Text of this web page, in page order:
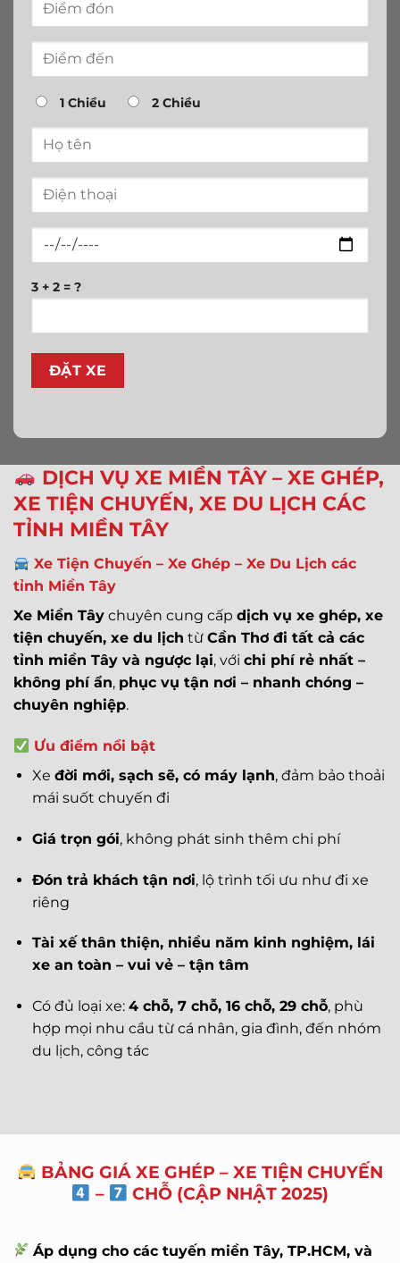
1 Chiều 2 Chiều
3 + 2 = ?
DỊCH VỤ XE MIỀN TÂY – XE GHÉP,
XE TIỆN CHUYẾN, XE DU LỊCH CÁC
TỈNH MIỀN TÂY
Xe Tiện Chuyến – Xe Ghép – Xe Du Lịch các
tỉnh Miền Tây
Xe Miền Tây chuyên cung cấp dịch vụ xe ghép, xe
tiện chuyến, xe du lịch từ Cần Thơ đi tất cả các
tỉnh miền Tây và ngược lại, với chi phí rẻ nhất –
không phí ẩn, phục vụ tận nơi – nhanh chóng –
chuyên nghiệp.
Ưu điểm nổi bật
Xe đời mới, sạch sẽ, có máy lạnh, đảm bảo thoải
mái suốt chuyến đi
Giá trọn gói, không phát sinh thêm chi phí
Đón trả khách tận nơi, lộ trình tối ưu như đi xe
riêng
Tài xế thân thiện, nhiều năm kinh nghiệm, lái
xe an toàn – vui vẻ – tận tâm
Có đủ loại xe: 4 chỗ, 7 chỗ, 16 chỗ, 29 chỗ, phù
hợp mọi nhu cầu từ cá nhân, gia đình, đến nhóm
du lịch, công tác
BẢNG GIÁ XE GHÉP – XE TIỆN CHUYẾN
–
CHỖ (CẬP NHẬT 2025)
Áp dụng cho các tuyến miền Tây, TP.HCM, và